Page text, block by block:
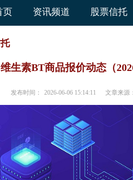
页 资讯频道 股票信托
维生素BT商品报价动态（
发布时间： 2026-06-06 15:14:11 文章来源